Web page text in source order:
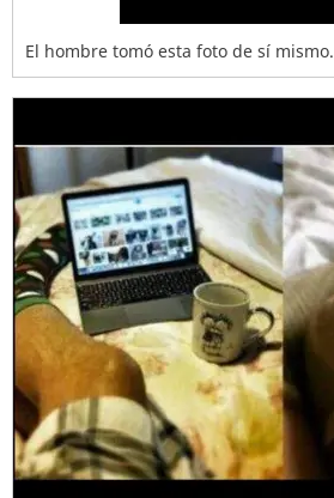
El hombre tomó esta foto de sí mismo.